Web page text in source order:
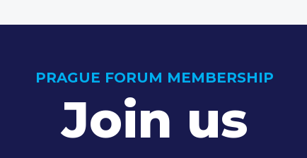
PRAGUE FORUM MEMBERSHIP
Join us